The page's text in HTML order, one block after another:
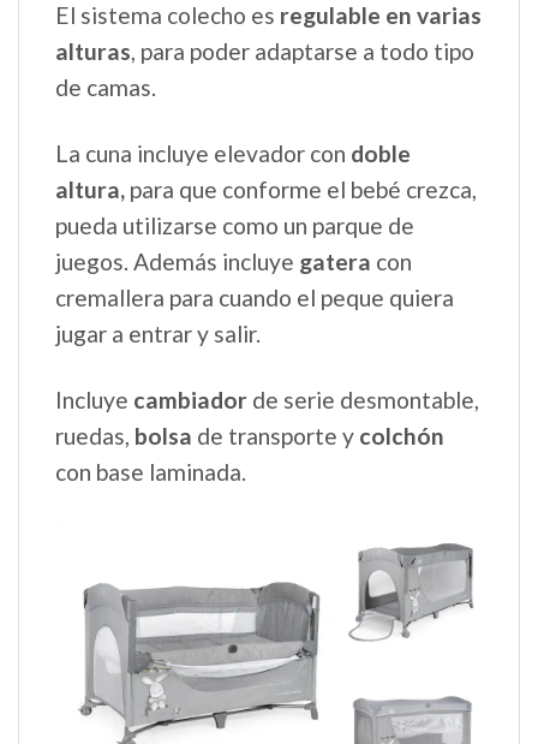
El sistema colecho es regulable en varias
alturas, para poder adaptarse a todo tipo
de camas.
La cuna incluye elevador con doble
altura, para que conforme el bebé crezca,
pueda utilizarse como un parque de
juegos. Además incluye gatera con
cremallera para cuando el peque quiera
jugar a entrar y salir.
Incluye cambiador de serie desmontable,
ruedas, bolsa de transporte y colchón
con base laminada.